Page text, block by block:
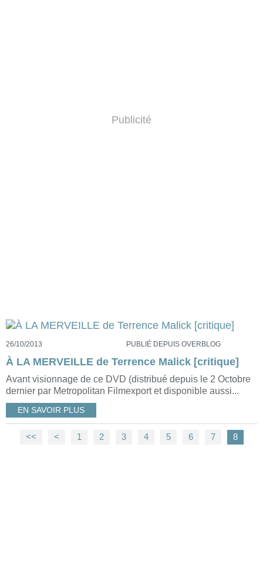
Publicité
26/10/2013 PUBLIÉ DEPUIS OVERBLOG
À LA MERVEILLE de Terrence Malick [critique]
Avant visionnage de ce DVD (distribué depuis le 2 Octobre
dernier par Metropolitan Filmexport et disponible aussi...
EN SAVOIR PLUS
<< < 1 2 3 4 5 6 7 8